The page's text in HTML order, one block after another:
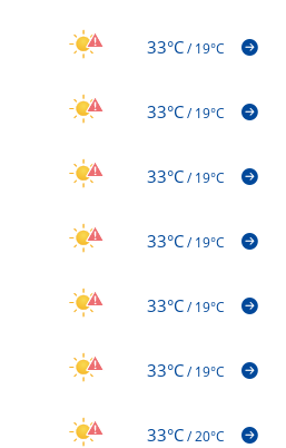
33°C/19°C
33°C/19°C
33°C/19°C
33°C/19°C
33°C/19°C
33°C/19°C
33°C/20°C